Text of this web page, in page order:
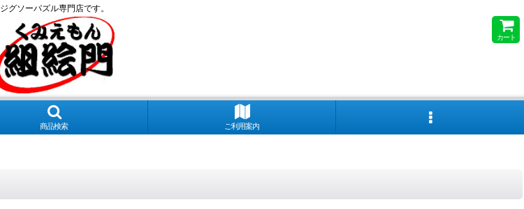
ジグソーパズル専門店です。
カート
商品検索 ご利用案内